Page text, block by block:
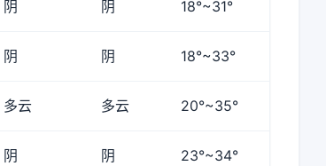
阴 阴 18°~31°
阴 阴 18°~33°
多云 多云 20°~35°
阴 阴 23°~34°